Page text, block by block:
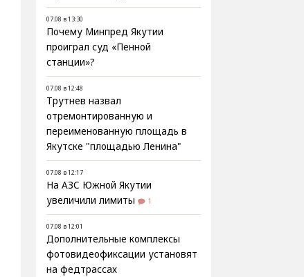
07.08 в 13:30
Почему Минпред Якутии
проиграл суд «Пенной
станции»?
07.08 в 12:48
Трутнев назвал
отремонтированную и
переименованную площадь в
Якутске "площадью Ленина"
07.08 в 12:17
На АЗС Южной Якутии
увеличили лимиты
1
07.08 в 12:01
Дополнительные комплексы
фотовидеофиксации установят
на федтрассах